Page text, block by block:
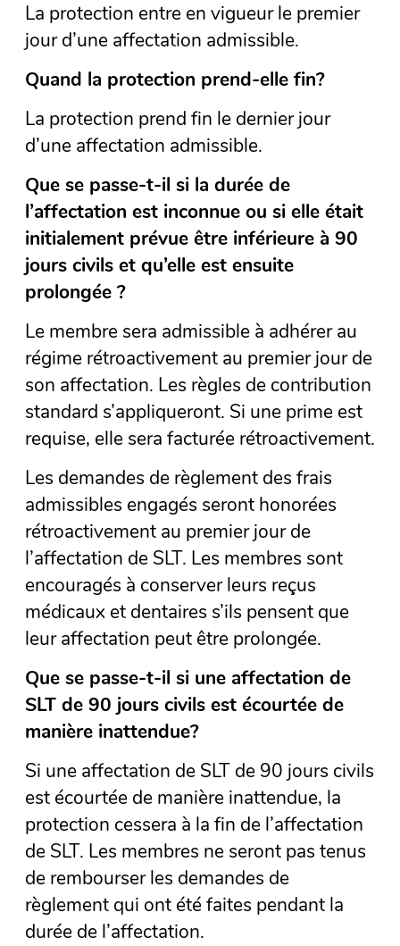
La protection entre en vigueur le premier
jour d’une affectation admissible.
Quand la protection prend-elle fin?
La protection prend fin le dernier jour
d’une affectation admissible.
Que se passe-t-il si la durée de
l’affectation est inconnue ou si elle était
initialement prévue être inférieure à 90
jours civils et qu’elle est ensuite
prolongée ?
Le membre sera admissible à adhérer au
régime rétroactivement au premier jour de
son affectation. Les règles de contribution
standard s’appliqueront. Si une prime est
requise, elle sera facturée rétroactivement.
Les demandes de règlement des frais
admissibles engagés seront honorées
rétroactivement au premier jour de
l’affectation de SLT. Les membres sont
encouragés à conserver leurs reçus
médicaux et dentaires s’ils pensent que
leur affectation peut être prolongée.
Que se passe-t-il si une affectation de
SLT de 90 jours civils est écourtée de
manière inattendue?
Si une affectation de SLT de 90 jours civils
est écourtée de manière inattendue, la
protection cessera à la fin de l’affectation
de SLT. Les membres ne seront pas tenus
de rembourser les demandes de
règlement qui ont été faites pendant la
durée de l’affectation.